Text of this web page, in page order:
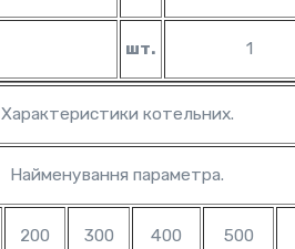
шт. 1
Характеристики котельних.
Найменування параметра.
200 300 400 500